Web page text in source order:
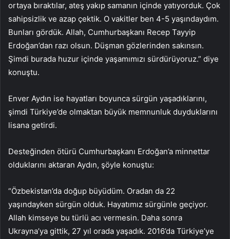
ortaya bıraktılar, ateş yakıp samanın içinde yatıyorduk. Çok
sahipsizlik ve azap çektik. O vakitler ben 4-5 yaşındaydım.
Bunları gördük. Allah, Cumhurbaşkanı Recep Tayyip
Erdoğan’dan razı olsun. Düşman gözlerinden sakınsın.
Şimdi burada huzur içinde yaşamımızı sürdürüyoruz.” diye
konuştu.
Enver Aydın ise hayatları boyunca sürgün yaşadıklarını,
şimdi Türkiye’de olmaktan büyük memnunluk duyduklarını
lisana getirdi.
Desteğinden ötürü Cumhurbaşkanı Erdoğan’a minnettar
olduklarını aktaran Aydın, şöyle konuştu:
“Özbekistan’da doğup büyüdüm. Oradan da 22
yaşındayken sürgün olduk. Hayatımız sürgünle geçiyor.
Allah kimseye bu türlü acı vermesin. Daha sonra
Ukrayna’ya gittik, 27 yıl orada yaşadık. 2016’da Türkiye’ye